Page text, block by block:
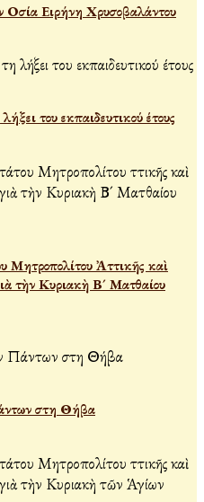
Ειρήνη Χρυσοβαλάντου
του εκπαιδευτικού έτους
Μητροπολίτου Ἀττικῆς καὶ
τὴν Κυριακὴ Β´ Ματθαίου
στη Θήβα